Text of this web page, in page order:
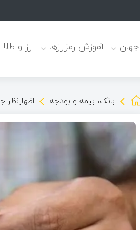
جهان آموزش رمزارزها ارز و طلا
بانک، بیمه و بودجه